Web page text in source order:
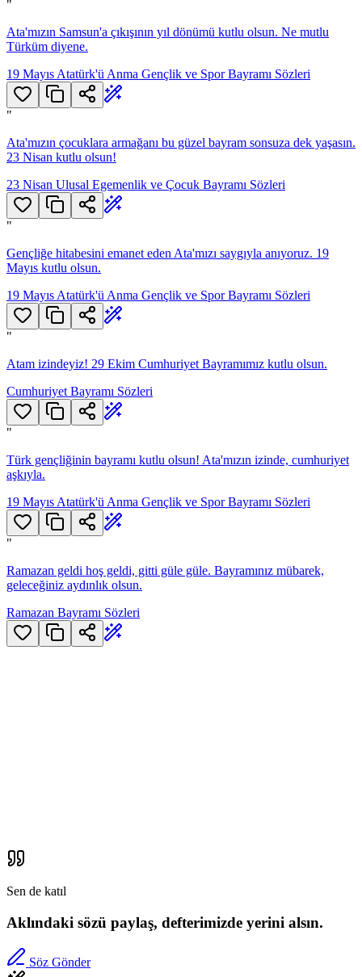
"
Ata'mızın Samsun'a çıkışının yıl dönümü kutlu olsun. Ne mutlu
Türküm diyene.
19 Mayıs Atatürk'ü Anma Gençlik ve Spor Bayramı Sözleri
"
Ata'mızın çocuklara armağanı bu güzel bayram sonsuza dek yaşasın.
23 Nisan kutlu olsun!
23 Nisan Ulusal Egemenlik ve Çocuk Bayramı Sözleri
"
Gençliğe hitabesini emanet eden Ata'mızı saygıyla anıyoruz. 19
Mayıs kutlu olsun.
19 Mayıs Atatürk'ü Anma Gençlik ve Spor Bayramı Sözleri
"
Atam izindeyiz! 29 Ekim Cumhuriyet Bayramımız kutlu olsun.
Cumhuriyet Bayramı Sözleri
"
Türk gençliğinin bayramı kutlu olsun! Ata'mızın izinde, cumhuriyet
aşkıyla.
19 Mayıs Atatürk'ü Anma Gençlik ve Spor Bayramı Sözleri
"
Ramazan geldi hoş geldi, gitti güle güle. Bayramınız mübarek,
geleceğiniz aydınlık olsun.
Ramazan Bayramı Sözleri
Sen de katıl
Aklındaki sözü paylaş, defterimizde yerini alsın.
Söz Gönder